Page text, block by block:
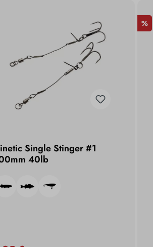
Single Stinger #1
40lb
%